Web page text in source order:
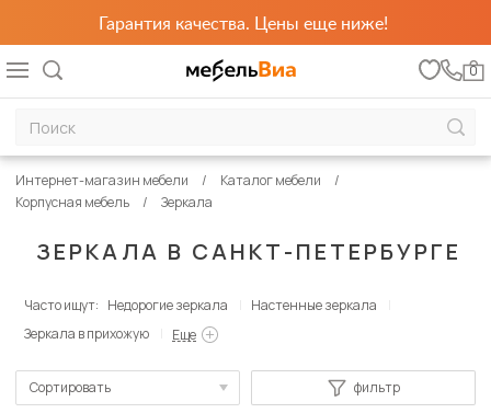
Гарантия качества. Цены еще ниже!
0
ЗЕРКАЛА В САНКТ-ПЕТЕРБУРГЕ
Интернет-магазин мебели
Каталог мебели
Корпусная мебель
Зеркала
Часто ищут: Недорогие зеркала
Настенные зеркала
Зеркала в прихожую
Еще
Сортировать
фильтр